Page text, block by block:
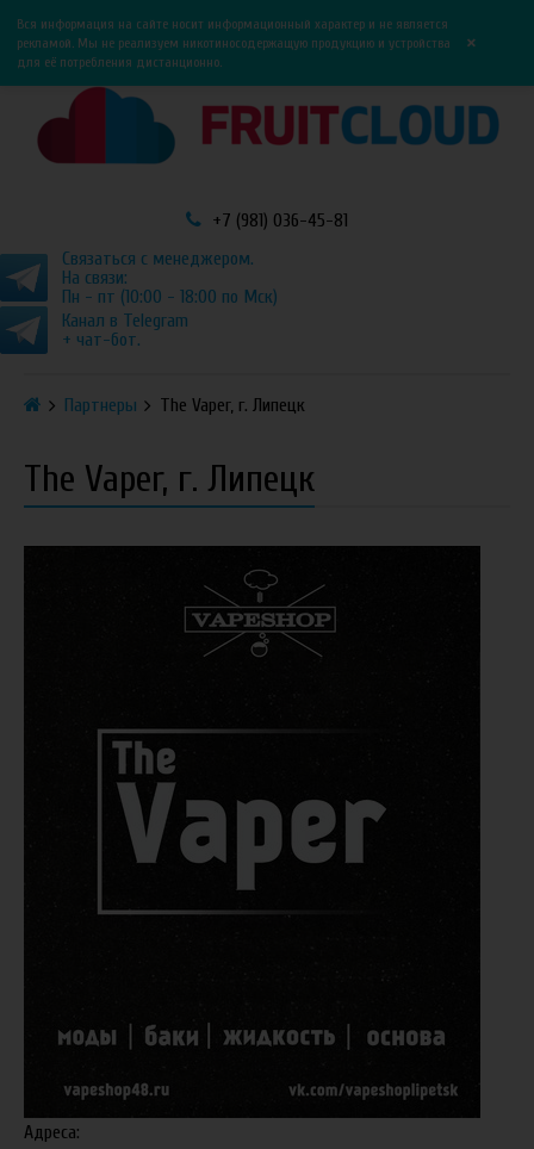
0
Вся информация на сайте носит информационный характер и не является
рекламой. Мы не реализуем никотиносодержащую продукцию и устройства
для её потребления дистанционно.
×
+7 (981) 036-45-81
Связаться с менеджером.
На связи:
Пн - пт (10:00 - 18:00 по Мск)
Канал в Telegram
+ чат-бот.
Партнеры The Vaper, г. Липецк
The Vaper, г. Липецк
Адреса: